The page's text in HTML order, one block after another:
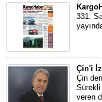
331.
Çin'i
Çin
veren